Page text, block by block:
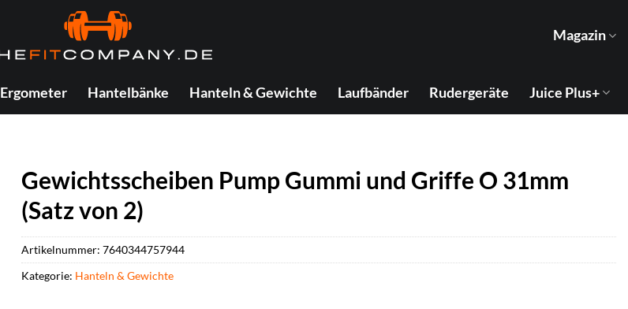
Magazin
Ergometer Hantelbänke Hanteln & Gewichte Laufbänder Rudergeräte Juice Plus+
Gewichtsscheiben Pump Gummi und Griffe O 31mm
(Satz von 2)
Artikelnummer: 7640344757944
Kategorie: Hanteln & Gewichte